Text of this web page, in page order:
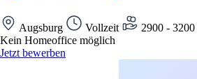
Augsburg Vollzeit
2900 -
Kein Homeoffice möglich
Jetzt bewerben